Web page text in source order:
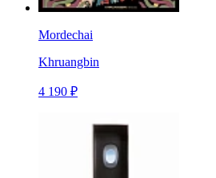
Mordechai
Khruangbin
4 190 ₽